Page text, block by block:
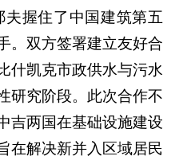
夫握住了中国建筑第五
。双方签署建立友好合
什凯克市政供水与污水
研究阶段。此次合作不
吉两国在基础设施建设
在解决新并入区域居民